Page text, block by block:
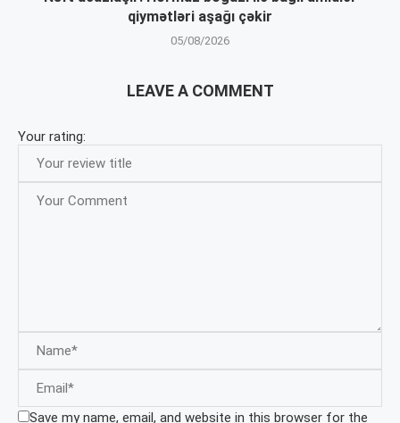
qiymətləri aşağı çəkir
05/08/2026
LEAVE A COMMENT
Your rating:
Save my name, email, and website in this browser for the